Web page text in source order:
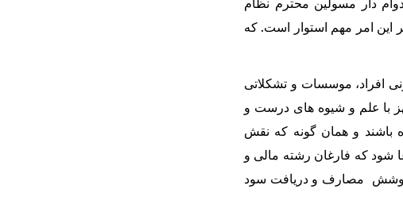
این امر مهم استوار است. که
افراد، موسسات و تشکلاتی
با علم و شیوه های درست و
باشند و همان گونه که نقش
شود که فارغان رشته مالی و
با پوشش مصارف و دریافت سود